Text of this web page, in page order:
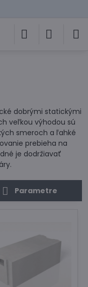
dobrými statickými
veľkou výhodou sú
smeroch a ľahké
prebieha na
je dodržiavať
Parametre